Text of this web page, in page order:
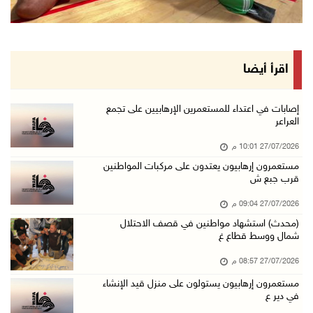
اقرأ أيضا
إصابات في اعتداء للمستعمرين الإرهابيين على تجمع
العراعر
27/07/2026 10:01 م
مستعمرون إرهابيون يعتدون على مركبات المواطنين
قرب جبع ش
27/07/2026 09:04 م
(محدث) استشهاد مواطنين في قصف الاحتلال
شمال ووسط قطاع غ
27/07/2026 08:57 م
مستعمرون إرهابيون يستولون على منزل قيد الإنشاء
في دير ع